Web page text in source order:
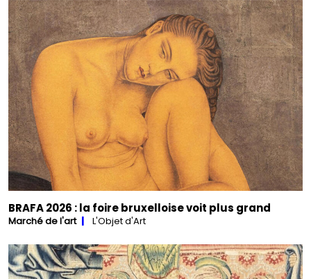
BRAFA 2026 : la foire bruxelloise voit plus grand
Marché de l'art L'Objet d'Art